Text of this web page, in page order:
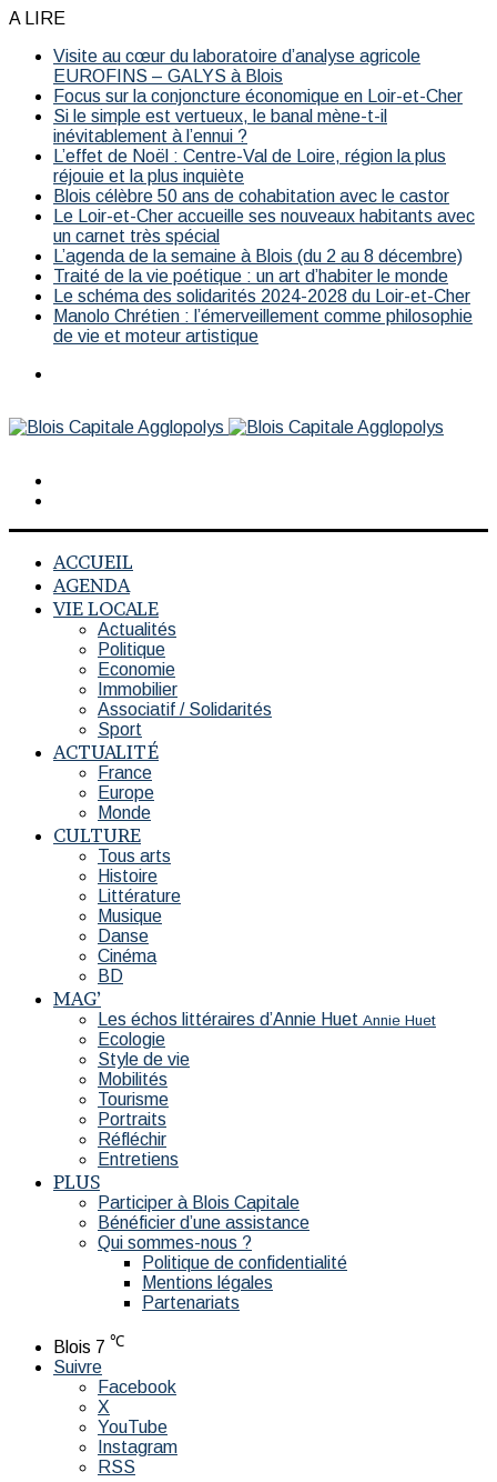
A LIRE
Visite au cœur du laboratoire d’analyse agricole
EUROFINS – GALYS à Blois
Focus sur la conjoncture économique en Loir-et-Cher
Si le simple est vertueux, le banal mène-t-il
inévitablement à l’ennui ?
L’effet de Noël : Centre-Val de Loire, région la plus
réjouie et la plus inquiète
Blois célèbre 50 ans de cohabitation avec le castor
Le Loir-et-Cher accueille ses nouveaux habitants avec
un carnet très spécial
L’agenda de la semaine à Blois (du 2 au 8 décembre)
Traité de la vie poétique : un art d’habiter le monde
Le schéma des solidarités 2024-2028 du Loir-et-Cher
Manolo Chrétien : l’émerveillement comme philosophie
de vie et moteur artistique
ACCUEIL
AGENDA
VIE LOCALE
Actualités
Politique
Economie
Immobilier
Associatif / Solidarités
Sport
ACTUALITÉ
France
Europe
Monde
CULTURE
Tous arts
Histoire
Littérature
Musique
Danse
Cinéma
BD
MAG’
Les échos littéraires d’Annie Huet Annie Huet
Ecologie
Style de vie
Mobilités
Tourisme
Portraits
Réfléchir
Entretiens
PLUS
Participer à Blois Capitale
Bénéficier d’une assistance
Qui sommes-nous ?
Politique de confidentialité
Mentions légales
Partenariats
Blois 7 ℃
Suivre
Facebook
X
YouTube
Instagram
RSS